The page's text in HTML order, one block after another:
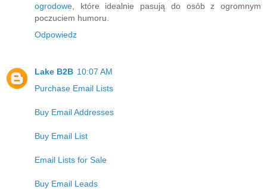
ogrodowe , które idealnie pasują do osób z ogromnym
poczuciem humoru.
Odpowiedz
Lake B2B 10:07 AM
Purchase Email Lists
Buy Email Addresses
Buy Email List
Email Lists for Sale
Buy Email Leads